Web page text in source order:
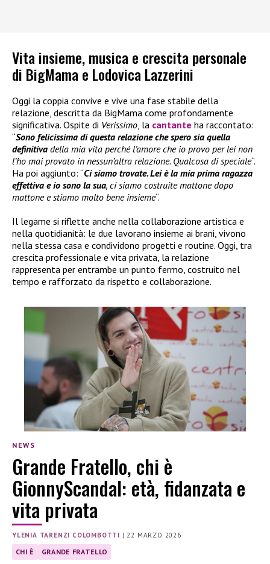
Vita insieme, musica e crescita personale
di BigMama e Lodovica Lazzerini
Oggi la coppia convive e vive una fase stabile della
relazione, descritta da BigMama come profondamente
significativa. Ospite di Verissimo , la cantante ha raccontato:
“Sono felicissima di questa relazione che spero sia quella
definitiva della mia vita perché l’amore che io provo per lei non
l’ho mai provato in nessun’altra relazione. Qualcosa di speciale“.
Ha poi aggiunto: “Ci siamo trovate. Lei è la mia prima ragazza
effettiva e io sono la sua, ci siamo costruite mattone dopo
mattone e stiamo molto bene insieme“.
Il legame si riflette anche nella collaborazione artistica e
nella quotidianità: le due lavorano insieme ai brani, vivono
nella stessa casa e condividono progetti e routine. Oggi, tra
crescita professionale e vita privata, la relazione
rappresenta per entrambe un punto fermo, costruito nel
tempo e rafforzato da rispetto e collaborazione.
NEWS
Grande Fratello, chi è
GionnyScandal: età, fidanzata e
vita privata
YLENIA TARENZI COLOMBOTTI |22 MARZO 2026
CHI È GRANDE FRATELLO